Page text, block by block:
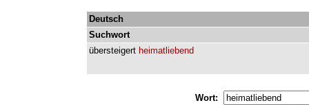
Deutsch
Suchwort
übersteigert heimatliebend
Wort: